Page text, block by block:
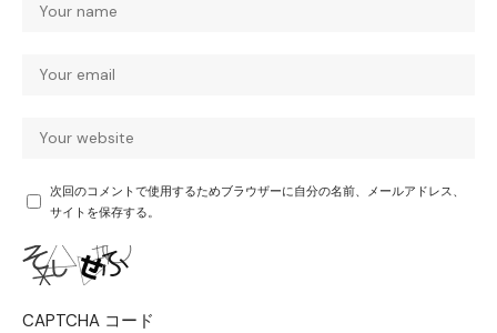
次回のコメントで使用するためブラウザーに自分の名前、メールアドレス、
サイトを保存する。
CAPTCHA コード